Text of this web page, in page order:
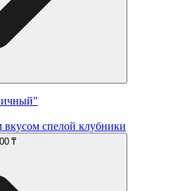
спелой клубники
₸